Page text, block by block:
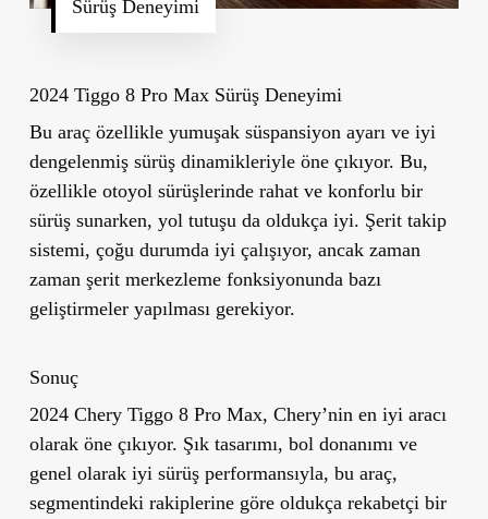
Sürüş Deneyimi
2024 Tiggo 8 Pro Max Sürüş Deneyimi
Bu araç özellikle yumuşak süspansiyon ayarı ve iyi
dengelenmiş sürüş dinamikleriyle öne çıkıyor. Bu,
özellikle otoyol sürüşlerinde rahat ve konforlu bir
sürüş sunarken, yol tutuşu da oldukça iyi. Şerit takip
sistemi, çoğu durumda iyi çalışıyor, ancak zaman
zaman şerit merkezleme fonksiyonunda bazı
geliştirmeler yapılması gerekiyor.
Sonuç
2024 Chery Tiggo 8 Pro Max, Chery’nin en iyi aracı
olarak öne çıkıyor. Şık tasarımı, bol donanımı ve
genel olarak iyi sürüş performansıyla, bu araç,
segmentindeki rakiplerine göre oldukça rekabetçi bir